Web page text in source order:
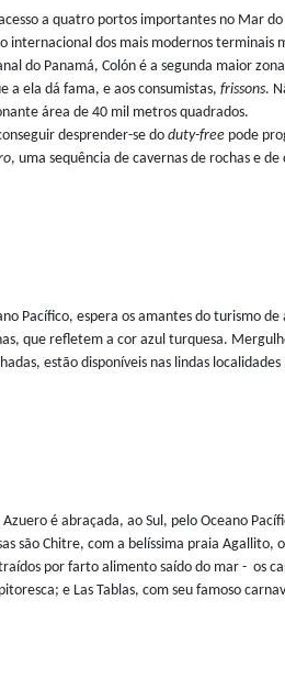
a quatro portos importantes no Mar
internacional dos mais modernos terminais
do Panamá, Colón é a segunda maior
a ela dá fama, e aos consumistas, frissons.
área de 40 mil metros quadrados.
desprender-se do duty-free pode
, uma sequência de cavernas de rochas e de
Pacífico, espera os amantes do turismo
que refletem a cor azul turquesa.
estão disponíveis nas lindas
é abraçada, ao Sul, pelo Oceano
são Chitre, com a belíssima praia Agallito,
por farto alimento saído do mar - os
e Las Tablas, com seu famoso